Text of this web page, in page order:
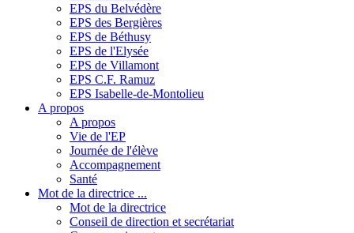
EPS du Belvédère
EPS des Bergières
EPS de Béthusy
EPS de l'Elysée
EPS de Villamont
EPS C.F. Ramuz
EPS Isabelle-de-Montolieu
A propos
A propos
Vie de l'EP
Journée de l'élève
Accompagnement
Santé
Mot de la directrice ...
Mot de la directrice
Conseil de direction et secrétariat